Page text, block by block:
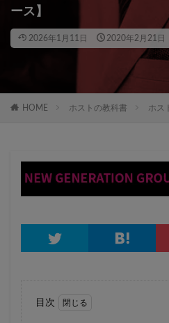
ース】
2026年1月11日 2020年2月21日
HOME ホストの教科書 ホス
目次